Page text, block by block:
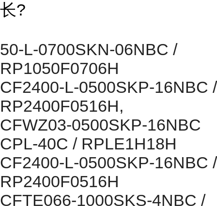
长?
50-L-0700SKN-06NBC /
RP1050F0706H
CF2400-L-0500SKP-16NBC /
RP2400F0516H,
CFWZ03-0500SKP-16NBC
CPL-40C / RPLE1H18H
CF2400-L-0500SKP-16NBC /
RP2400F0516H
CFTE066-1000SKS-4NBC /